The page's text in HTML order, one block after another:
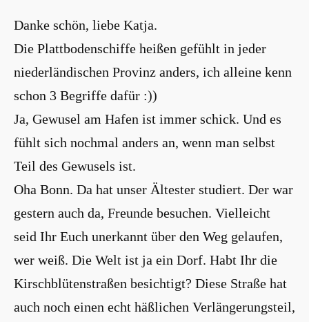
Danke schön, liebe Katja.
Die Plattbodenschiffe heißen gefühlt in jeder
niederländischen Provinz anders, ich alleine kenn
schon 3 Begriffe dafür :))
Ja, Gewusel am Hafen ist immer schick. Und es
fühlt sich nochmal anders an, wenn man selbst
Teil des Gewusels ist.
Oha Bonn. Da hat unser Ältester studiert. Der war
gestern auch da, Freunde besuchen. Vielleicht
seid Ihr Euch unerkannt über den Weg gelaufen,
wer weiß. Die Welt ist ja ein Dorf. Habt Ihr die
Kirschblütenstraßen besichtigt? Diese Straße hat
auch noch einen echt häßlichen Verlängerungsteil,